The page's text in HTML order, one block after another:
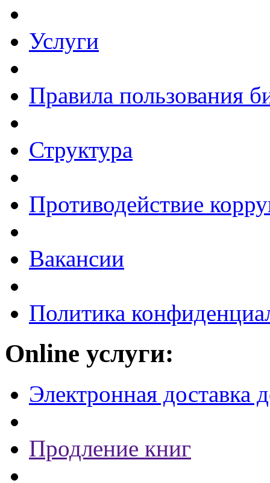
Услуги
Правила пользования
Структура
Противодействие
Вакансии
Политика
Online услуги:
Электронная доставка
Продление книг